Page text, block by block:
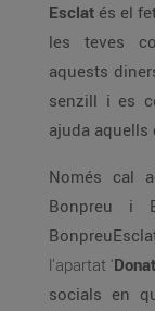
Esclat és el
les teves
aquests
senzill i es
ajuda aquells
Només cal
Bonpreu i
l’apartat ‘
socials en